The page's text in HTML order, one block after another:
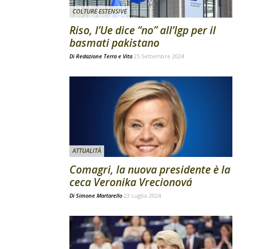
COLTURE ESTENSIVE
Riso, l’Ue dice “no” all’Igp per il
basmati pakistano
Di Redazione Terra e Vita 25 Settembre 2024
ATTUALITÀ
Comagri, la nuova presidente è la
ceca Veronika Vrecionová
Di Simone Martarello 23 Luglio 2024